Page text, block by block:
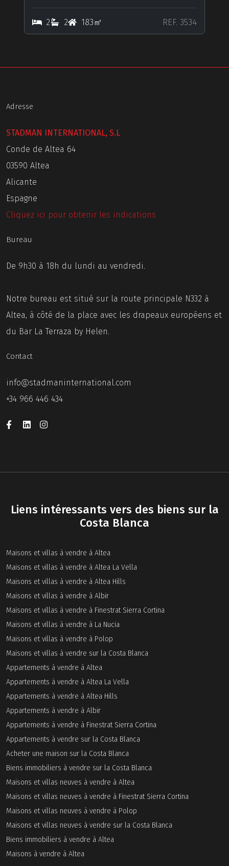
2 2 183㎡ REF. 3534
Adresse
STADMAN INTERNATIONAL, S.L
Conde de Altea 64
03590 Altea
Alicante
Espagne
Cliquez ici pour obtenir les indications
Bureau
De 9h30 à 18h du lundi au vendredi.
Notre bureau est situé sur la route principale N332 à
Altea, à côté de la place avec les drapeaux européens et
du Bar La Terraza by Helen.
Contact
info@stadmaninternational.com
+34 966 446 434
Liens intéressants vers des biens sur la
Costa Blanca
Maisons et villas à vendre à Altea
Maisons et villas à vendre à Altea La Vella
Maisons et villas à vendre à Altea Hills
Maisons et villas à vendre à Albir
Maisons et villas à vendre à Finestrat Sierra Cortina
Maisons et villas à vendre à La Nucia
Maisons et villas à vendre à Polop
Maisons et villas à vendre sur la Costa Blanca
Appartements à vendre à Altea
Appartements à vendre à Altea La Vella
Appartements à vendre à Altea Hills
Appartements à vendre à Albir
Appartements à vendre à Finestrat Sierra Cortina
Appartements à vendre sur la Costa Blanca
Acheter une maison sur la Costa Blanca
Biens immobiliers à vendre sur la Costa Blanca
Maisons et villas neuves à vendre à Altea
Maisons et villas neuves à vendre à Finestrat Sierra Cortina
Maisons et villas neuves à vendre à Polop
Maisons et villas neuves à vendre sur la Costa Blanca
Biens immobiliers à vendre à Altea
Maisons à vendre à Altea